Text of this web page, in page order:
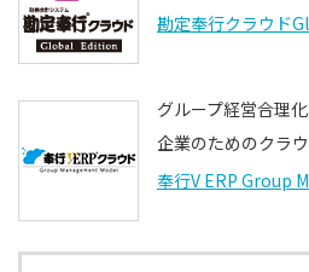
勘定奉行クラウド
グループ経営合理
企業のためのクラ
奉行V ERP Group